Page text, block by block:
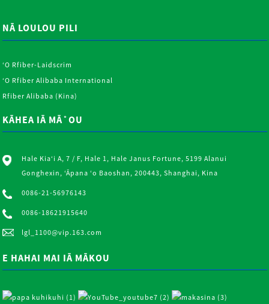
NĀ LOULOU PILI
ʻO Rfiber-Laidscrim
ʻO Rfiber Alibaba International
Rfiber Alibaba (Kina)
KĀHEA IĀ MĀ˚OU
Hale Kiaʻi A, 7 / F, Hale 1, Hale Janus Fortune, 5199 Alanui
Gonghexin, ʻĀpana ʻo Baoshan, 200443, Shanghai, Kina
0086-21-56976143
0086-18621915640
lgl_1100@vip.163.com
E HAHAI MAI IĀ MĀKOU